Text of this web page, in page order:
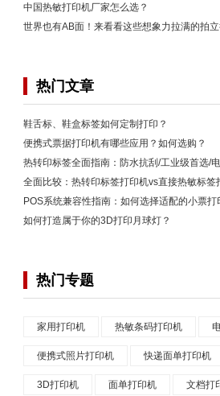
中国热敏打印机厂家怎么选？
世界也有AB面！来看看这些想象力拉满的拍
热门文章
鞋舌标、鞋盒标签如何定制打印？
便携式票据打印机有哪些应用？如何选购？
热转印标签全面指南：防水抗刮/工业级首选/
全面比较：热转印标签打印机vs直接热敏标签
POS系统兼容性指南：如何选择适配的小票打
如何打造属于你的3D打印月球灯？
热门专题
家用打印机 热敏条码打印机
便携式照片打印机 快递面单打印机
3D打印机 面单打印机 文档打